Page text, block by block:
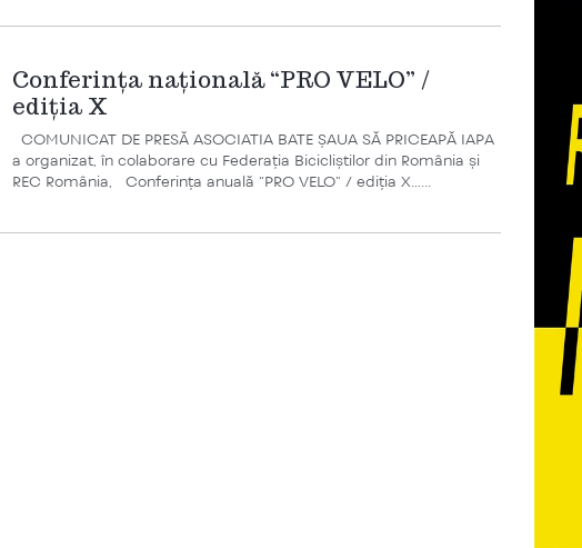
Conferinţa naţională “PRO VELO” /
ediţia X
COMUNICAT DE PRESĂ ASOCIATIA BATE ŞAUA SĂ PRICEAPĂ IAPA
a organizat, în colaborare cu Federaţia Bicicliştilor din România şi
REC România, Conferinţa anuală “PRO VELO” / ediţia X…...